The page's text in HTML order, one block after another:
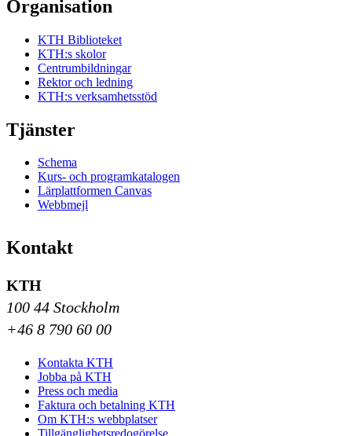
Organisation
KTH Biblioteket
KTH:s skolor
Centrumbildningar
Rektor och ledning
KTH:s verksamhetsstöd
Tjänster
Schema
Kurs- och programkatalogen
Lärplattformen Canvas
Webbmejl
Kontakt
KTH
100 44 Stockholm
+46 8 790 60 00
Kontakta KTH
Jobba på KTH
Press och media
Faktura och betalning KTH
Om KTH:s webbplatser